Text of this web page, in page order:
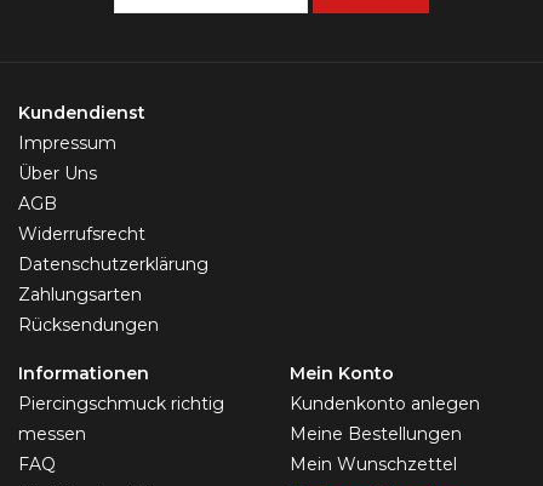
Kundendienst
Impressum
Über Uns
AGB
Widerrufsrecht
Datenschutzerklärung
Zahlungsarten
Rücksendungen
Informationen
Piercingschmuck richtig
messen
FAQ
Mein Konto
Kundenkonto anlegen
Meine Bestellungen
Mein Wunschzettel